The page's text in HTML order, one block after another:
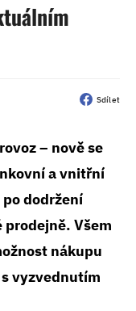
Sdílet
– nově se
a vnitřní
dodržení
Všem
nákupu
vyzvednutím